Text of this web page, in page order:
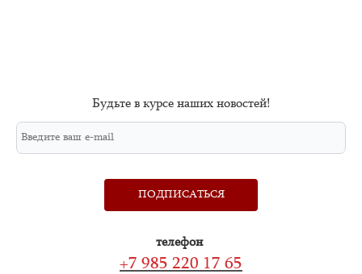
Будьте в курсе наших новостей!
ПОДПИСАТЬСЯ
телефон
+7 985 220 17 65